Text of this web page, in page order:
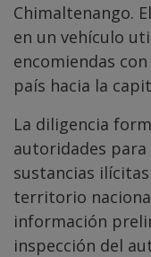
Chimaltenango.
en un vehículo
encomiendas
país hacia la
La diligencia
autoridades
sustancias
territorio
información
inspección del